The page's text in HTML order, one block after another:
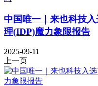
中国唯一｜来也科技
理(IDP)魔力象限报告
2025-09-11
上一页